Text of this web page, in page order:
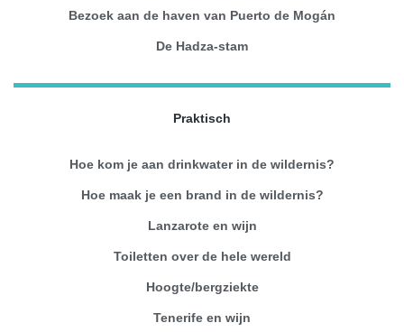
Bezoek aan de haven van Puerto de Mogán
De Hadza-stam
Praktisch
Hoe kom je aan drinkwater in de wildernis?
Hoe maak je een brand in de wildernis?
Lanzarote en wijn
Toiletten over de hele wereld
Hoogte/bergziekte
Tenerife en wijn